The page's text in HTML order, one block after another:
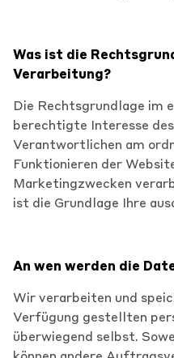
Was ist die
Verarbeitung?
Die Rechtsgrundlage im
berechtigte Interesse
Verantwortlichen am
Funktionieren der
Marketingzwecken
ist die Grundlage Ihre
An wen werden die
Wir verarbeiten und
Verfügung gestellten
überwiegend selbst.